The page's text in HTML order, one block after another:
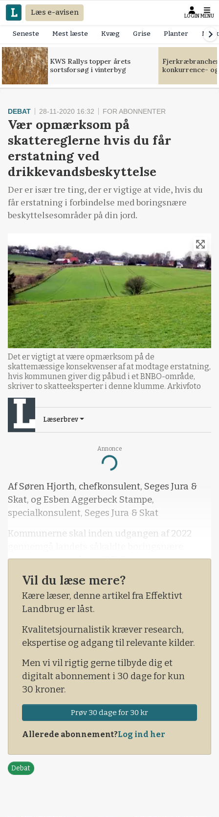
Læs e-avisen LOGIN MENU
Seneste Mest læste Kvæg Grise Planter
KWS Rallys topper årets
sortsforsøg i vinterbyg
konkurrence-
Annonce
Loading...
DEBAT 28-11-2020 16:32 FOR ABONNENTER
Vær opmærksom på
skattereglerne hvis du får
erstatning ved
drikkevandsbeskyttelse
Der er især tre ting, der er vigtige at vide, hvis du
får erstatning i forbindelse med boringsnære
beskyttelsesområder på din jord.
Det er vigtigt at være opmærksom på de
skattemæssige konsekvenser af at modtage erstatning,
hvis kommunen giver dig påbud i et BNBO-område,
skriver to skatteeksperter i denne klumme. Arkivfoto
Læserbrev
Af Søren Hjorth, chefkonsulent, Seges Jura &
Skat, og Esben Aggerbeck Stampe,
specialkonsulent, Seges Jura & Skat
Kommunerne skal inden udgangen af 2022
beskyttelsesområder (BNBO) for at vurdere, om
der er behov for at gøre noget for at beskytte
nuværende og fremtidige
drikkevandsinteresser mod fare fra forurening
fra erhvervsmæssig anvendelse af pesticider.
Vil du læse mere?
Kære læser, denne artikel fra Effektivt
Landbrug er låst.
Kvalitetsjournalistik kræver research,
ekspertise og adgang til relevante kilder.
Men vi vil rigtig gerne tilbyde dig et
digitalt abonnement i 30 dage for kun
30 kroner.
Prøv 30 dage for 30 kr
Allerede abonnement?Log ind her
Debat